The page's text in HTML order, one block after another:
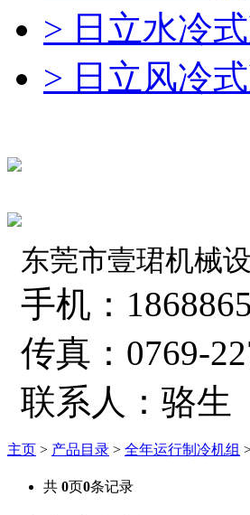
> 日立水冷
> 日立风冷
东莞市壹珺机械
手机：
传真：0769-
联系人：骆生
主页 > 产品目录 > 全年运行制冷机组
共 0页0条记录